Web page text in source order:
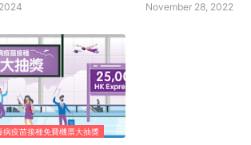
November 28, 2022
病疫苗接種免費機票大抽獎